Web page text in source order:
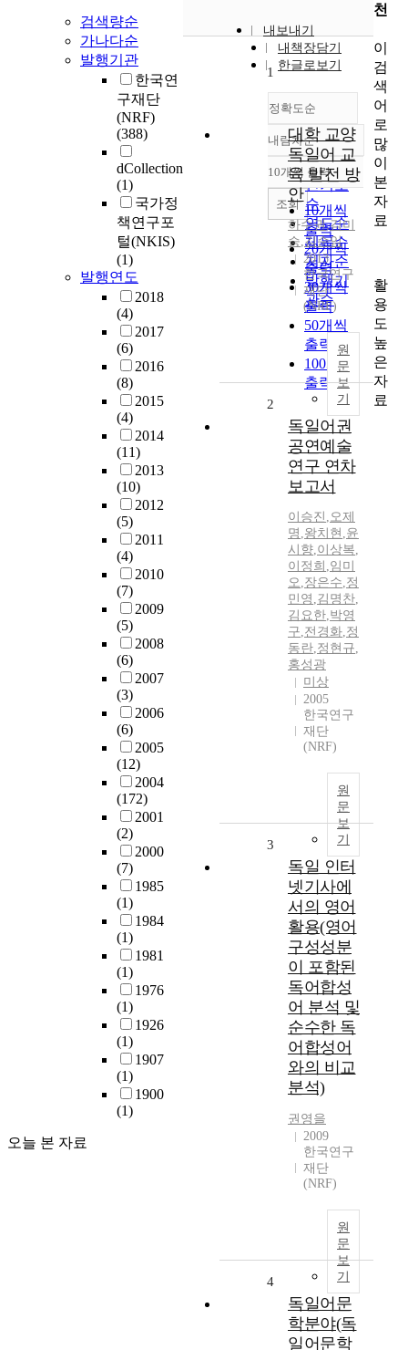
검색량순
가나다순
발행기관
한국연
구재단
(NRF)
(388)
dCollection
(1)
국가정
책연구포
털(NKIS)
(1)
발행연도
2018
(4)
2017
(6)
2016
(8)
2015
(4)
2014
(11)
2013
(10)
2012
(5)
2011
(4)
2010
(7)
2009
(5)
2008
(6)
2007
(3)
2006
(6)
2005
(12)
2004
(172)
2001
(2)
2000
(7)
1985
(1)
1984
(1)
1981
(1)
1976
(1)
1926
(1)
1907
(1)
1900
(1)
오늘 본 자료
내보내기
내책장담기
한글로보기
정확도순
정확도
순
인기도
순
연도순
제목순
저자순
발행기
관순
내림차순
내림차순
10개씩 출력
10개씩
출력
20개씩
출력
30개씩
출력
50개씩
출력
100개씩
출력
조회
1
대학 교양
독일어 교
육 발전 방
안
하수권,김미
승,김순임
2013
한국연구
재단
(NRF)
원
문
보
기
2
독일어권
공연예술
연구 연차
보고서
이승진 ,오제
명 ,왕치현 ,윤
시향,이상복,
이정희 ,임미
오,장은수,정
민영 ,김명찬,
김요한,박영
구,전경화,정
동란,정현규,
홍성광
미상
2005
한국연구
재단
(NRF)
원
문
보
기
3
독일 인터
넷기사에
서의 영어
활용(영어
구성성분
이 포함된
독어합성
어 분석 및
순수한 독
어합성어
와의 비교
분석)
권영을
2009
한국연구
재단
(NRF)
원
문
보
기
4
독일어문
학분야(독
일어문학
천
이
검
색
어
로
많
이
본
자
료
활
용
도
높
은
자
료